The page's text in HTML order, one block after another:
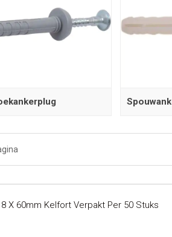
X 60mm Kelfort Verpakt Per 50 Stuks